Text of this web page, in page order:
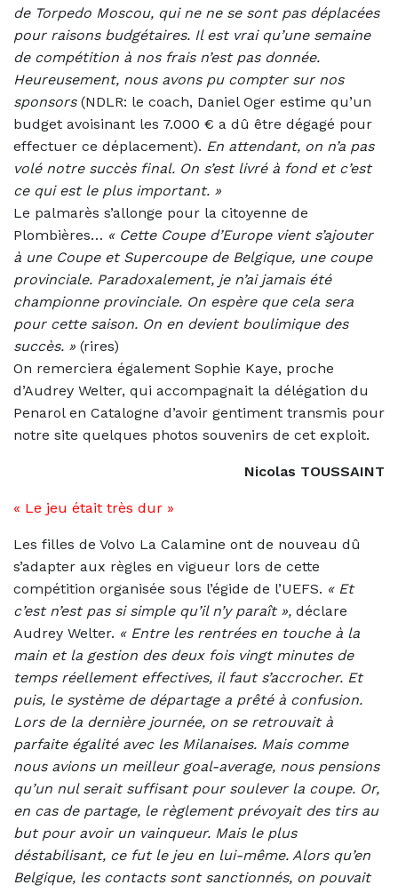
de Torpedo Moscou, qui ne ne se sont pas déplacées
pour raisons budgétaires. Il est vrai qu’une semaine
de compétition à nos frais n’est pas donnée.
Heureusement, nous avons pu compter sur nos
sponsors(NDLR: le coach, Daniel Oger estime qu’un
budget avoisinant les 7.000 € a dû être dégagé pour
effectuer ce déplacement). En attendant, on n’a pas
volé notre succès final. On s’est livré à fond et c’est
ce qui est le plus important. »
Le palmarès s’allonge pour la citoyenne de
Plombières… « Cette Coupe d’Europe vient s’ajouter
à une Coupe et Supercoupe de Belgique, une coupe
provinciale. Paradoxalement, je n’ai jamais été
championne provinciale. On espère que cela sera
pour cette saison. On en devient boulimique des
succès. » (rires)
On remerciera également Sophie Kaye, proche
d’Audrey Welter, qui accompagnait la délégation du
Penarol en Catalogne d’avoir gentiment transmis pour
notre site quelques photos souvenirs de cet exploit.
Nicolas TOUSSAINT
« Le jeu était très dur »
Les filles de Volvo La Calamine ont de nouveau dû
s’adapter aux règles en vigueur lors de cette
compétition organisée sous l’égide de l’UEFS. « Et
c’est n’est pas si simple qu’il n’y paraît », déclare
Audrey Welter. « Entre les rentrées en touche à la
main et la gestion des deux fois vingt minutes de
temps réellement effectives, il faut s’accrocher. Et
puis, le système de départage a prêté à confusion.
Lors de la dernière journée, on se retrouvait à
parfaite égalité avec les Milanaises. Mais comme
nous avions un meilleur goal-average, nous pensions
qu’un nul serait suffisant pour soulever la coupe. Or,
en cas de partage, le règlement prévoyait des tirs au
but pour avoir un vainqueur. Mais le plus
déstabilisant, ce fut le jeu en lui-même. Alors qu’en
Belgique, les contacts sont sanctionnés, on pouvait